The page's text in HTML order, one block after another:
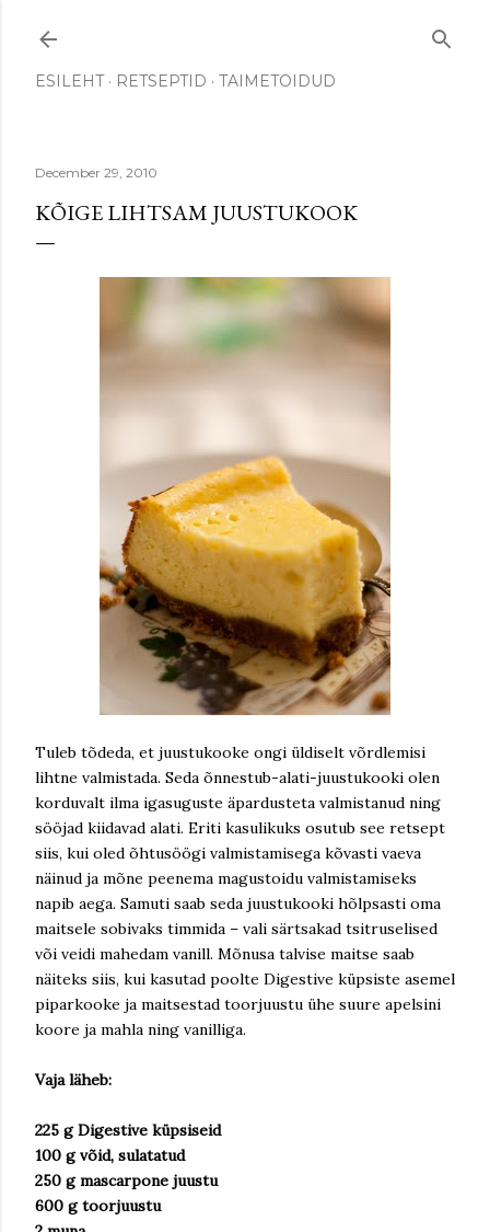
ESILEHT RETSEPTID TAIMETOIDUD
December 29, 2010
KÕIGE LIHTSAM JUUSTUKOOK
Tuleb tõdeda, et juustukooke ongi üldiselt võrdlemisi
lihtne valmistada. Seda õnnestub-alati-juustukooki olen
korduvalt ilma igasuguste äpardusteta valmistanud ning
sööjad kiidavad alati. Eriti kasulikuks osutub see retsept
siis, kui oled õhtusöögi valmistamisega kõvasti vaeva
näinud ja mõne peenema magustoidu valmistamiseks
napib aega. Samuti saab seda juustukooki hõlpsasti oma
maitsele sobivaks timmida – vali särtsakad tsitruselised
või veidi mahedam vanill. Mõnusa talvise maitse saab
näiteks siis, kui kasutad poolte Digestive küpsiste asemel
piparkooke ja maitsestad toorjuustu ühe suure apelsini
koore ja mahla ning vanilliga.
Vaja läheb:
225 g Digestive küpsiseid
100 g võid, sulatatud
250 g mascarpone juustu
600 g toorjuustu